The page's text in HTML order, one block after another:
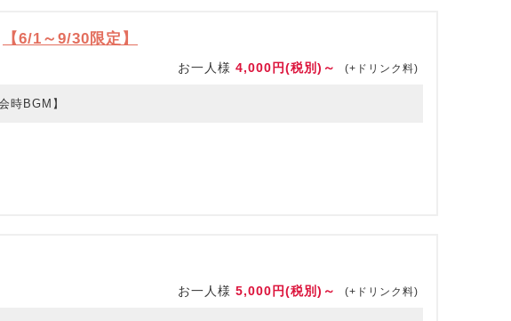
【6/1～9/30限定】
お一人様 4,000円(税別)～ (+ドリンク料)
時BGM】
お一人様 5,000円(税別)～ (+ドリンク料)